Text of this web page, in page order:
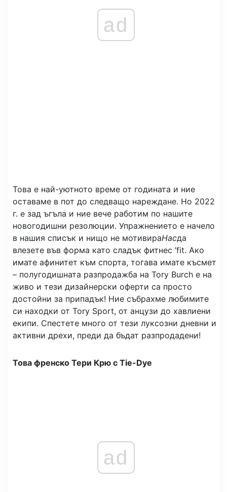
ad
Това е най-уютното време от годината и ние
оставаме в пот до следващо нареждане. Но 2022
г. е зад ъгъла и ние вече работим по нашите
новогодишни резолюции. Упражнението е начело
в нашия списък и нищо не мотивираНасда
влезете във форма като сладък фитнес ‘fit. Ако
имате афинитет към спорта, тогава имате късмет
– полугодишната разпродажба на Tory Burch е на
живо и тези дизайнерски оферти са просто
достойни за припадък! Ние събрахме любимите
си находки от Tory Sport, от анцузи до хавлиени
екипи. Спестете много от тези луксозни дневни и
активни дрехи, преди да бъдат разпродадени!
Това френско Тери Крю с Tie-Dye
ad